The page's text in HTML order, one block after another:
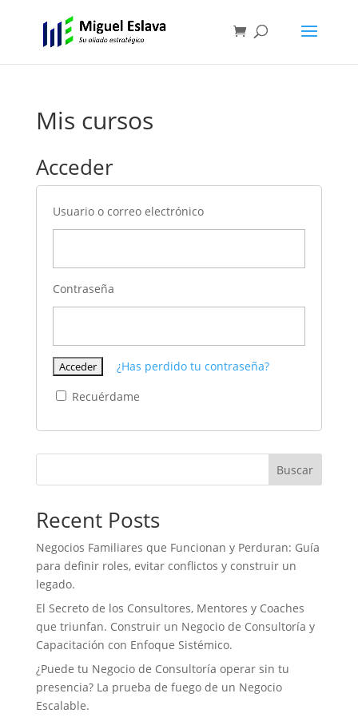
Mis cursos
Acceder
Usuario o correo electrónico
Contraseña
¿Has perdido tu contraseña?
Recuérdame
Buscar
Recent Posts
Negocios Familiares que Funcionan y Perduran: Guía
para definir roles, evitar conflictos y construir un
legado.
El Secreto de los Consultores, Mentores y Coaches
que triunfan. Construir un Negocio de Consultoría y
Capacitación con Enfoque Sistémico.
¿Puede tu Negocio de Consultoría operar sin tu
presencia? La prueba de fuego de un Negocio
Escalable.